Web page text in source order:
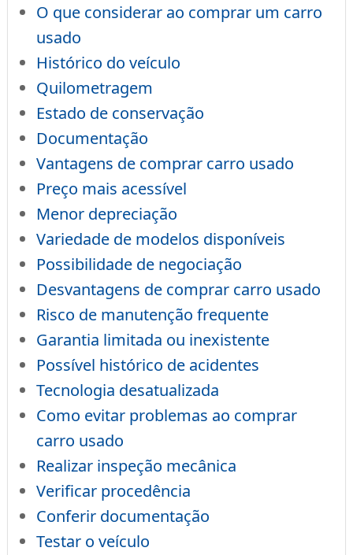
O que considerar ao comprar um carro
usado
Histórico do veículo
Quilometragem
Estado de conservação
Documentação
Vantagens de comprar carro usado
Preço mais acessível
Menor depreciação
Variedade de modelos disponíveis
Possibilidade de negociação
Desvantagens de comprar carro usado
Risco de manutenção frequente
Garantia limitada ou inexistente
Possível histórico de acidentes
Tecnologia desatualizada
Como evitar problemas ao comprar
carro usado
Realizar inspeção mecânica
Verificar procedência
Conferir documentação
Testar o veículo